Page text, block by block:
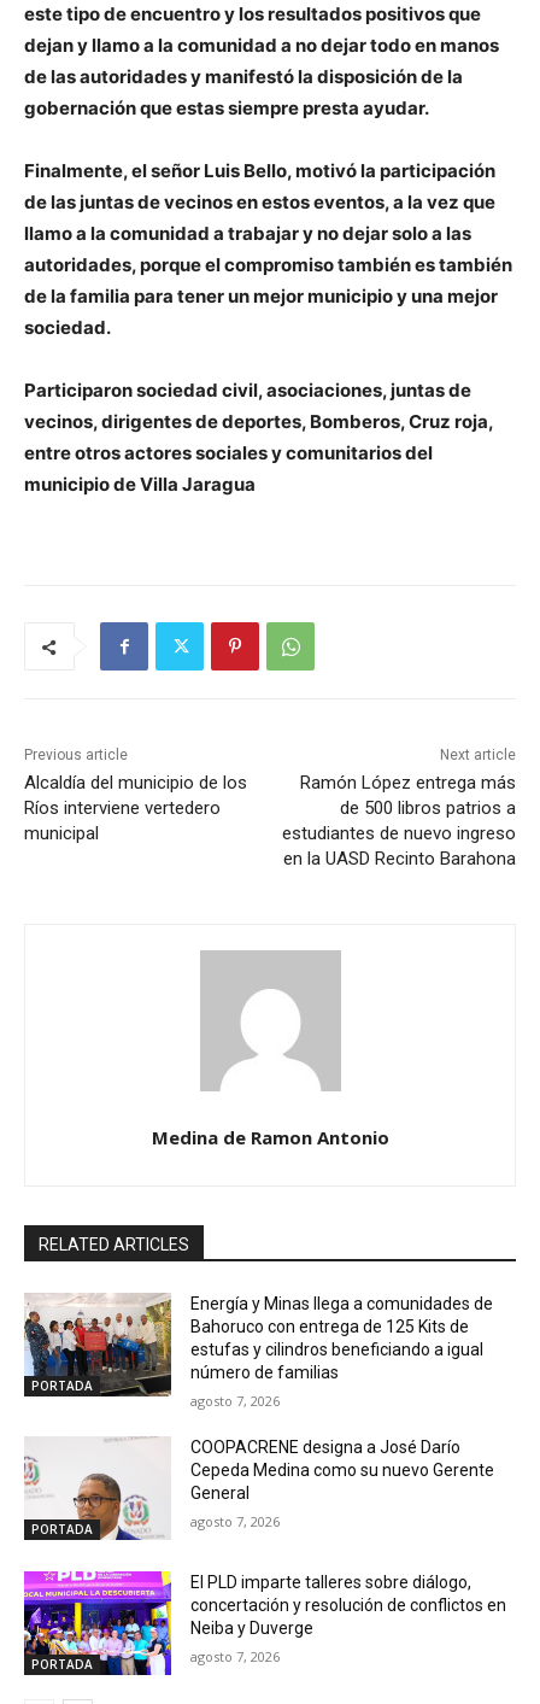
este tipo de encuentro y los resultados positivos que
dejan y llamo a la comunidad a no dejar todo en manos
de las autoridades y manifestó la disposición de la
gobernación que estas siempre presta ayudar.
Finalmente, el señor Luis Bello, motivó la participación
de las juntas de vecinos en estos eventos, a la vez que
llamo a la comunidad a trabajar y no dejar solo a las
autoridades, porque el compromiso también es también
de la familia para tener un mejor municipio y una mejor
sociedad.
Participaron sociedad civil, asociaciones, juntas de
vecinos, dirigentes de deportes, Bomberos, Cruz roja,
entre otros actores sociales y comunitarios del
municipio de Villa Jaragua
Previous article
Alcaldía del municipio de los
Ríos interviene vertedero
municipal
Next article
Ramón López entrega más
de 500 libros patrios a
estudiantes de nuevo ingreso
en la UASD Recinto Barahona
Medina de Ramon Antonio
RELATED ARTICLES
PORTADA
Energía y Minas llega a comunidades de
Bahoruco con entrega de 125 Kits de
estufas y cilindros beneficiando a igual
número de familias
agosto 7, 2026
PORTADA
COOPACRENE designa a José Darío
Cepeda Medina como su nuevo Gerente
General
agosto 7, 2026
PORTADA
El PLD imparte talleres sobre diálogo,
concertación y resolución de conflictos en
Neiba y Duverge
agosto 7, 2026